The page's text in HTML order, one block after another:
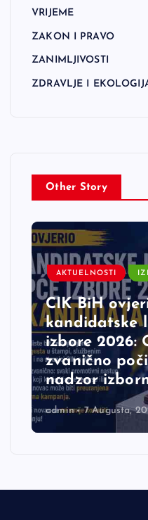
VRIJEME
ZAKON I PRAVO
ZANIMLJIVOSTI
ZDRAVLJE I
Other Story
AKTUELNOSTI
CIK BiH
kandidatske
izbore 2026:
zvanično
nadzor
admin 7 Augusta,